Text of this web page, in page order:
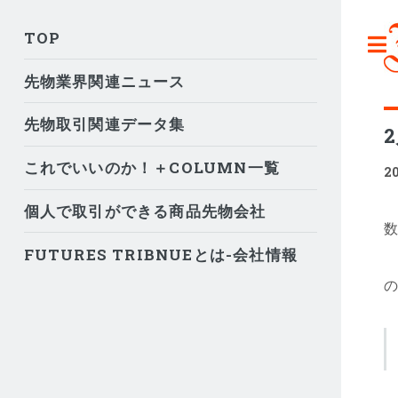
TOP
先物業界関連ニュース
先物取引関連データ集
これでいいのか！＋COLUMN一覧
個人で取引ができる商品先物会社
FUTURES TRIBNUEとは-会社情報